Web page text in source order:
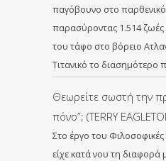
παγόβουνο στο παρθενικό
παρασύροντας 1.514
του τάφο στο βόρειο
Τιτανικό το διασημότερο
Θεωρείτε σωστή την
πόνο”; (TERRY
Στο έργο του Φιλοσοφικές
είχε κατά νου τη διαφορά